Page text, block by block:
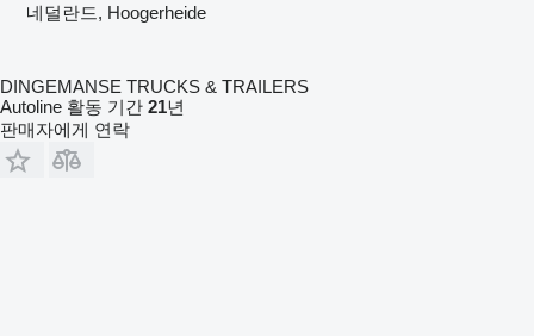
네덜란드, Hoogerheide
DINGEMANSE TRUCKS & TRAILERS
Autoline 활동 기간 21년
판매자에게 연락